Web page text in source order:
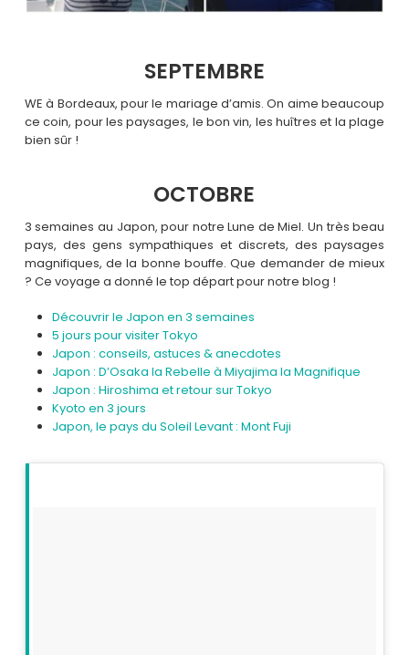
SEPTEMBRE
WE à Bordeaux, pour le mariage d’amis. On aime beaucoup
ce coin, pour les paysages, le bon vin, les huîtres et la plage
bien sûr !
OCTOBRE
3 semaines au Japon, pour notre Lune de Miel. Un très beau
pays, des gens sympathiques et discrets, des paysages
magnifiques, de la bonne bouffe. Que demander de mieux
? Ce voyage a donné le top départ pour notre blog !
Découvrir le Japon en 3 semaines
5 jours pour visiter Tokyo
Japon : conseils, astuces & anecdotes
Japon : D’Osaka la Rebelle à Miyajima la Magnifique
Japon : Hiroshima et retour sur Tokyo
Kyoto en 3 jours
Japon, le pays du Soleil Levant : Mont Fuji